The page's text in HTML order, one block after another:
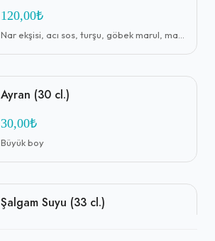
120,00₺
Nar ekşisi, acı sos, turşu, göbek marul, maydanoz
Ayran (30 cl.)
30,00₺
Büyük boy
Şalgam Suyu (33 cl.)